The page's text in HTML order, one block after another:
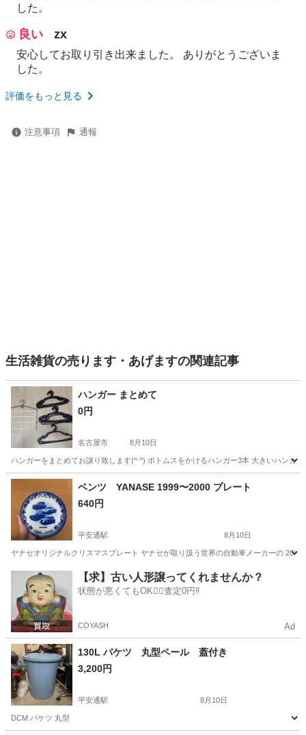
した。
良い zx
安心してお取り引き出来ました。 ありがとうございま
した。
評価をもっと見る
注意事項 通報
生活雑貨の売ります・あげますの関連記事
ハンガー まとめて
0円
名古屋市 8月10日
ハンガーをまとめてお譲り致します(^ ^) ボトムスをかけるハンガー3本 大きいハンガ
愛知 名古屋市 ベンツ YANASE 1999〜2000 プレート
640円
平安通駅 8月10日
ヤナセオリジナルクリスマスプレート ヤナセが取り扱う世界の自動車メーカーの 20
名古屋市 平安通駅 食器 ヤナセ
【求】古い人形譲ってくれませんか？
状態が悪くてもOK🙆‍♀️査定0円‼️
COYASH Ad
130L バケツ 丸型ペール 蓋付き
3,200円
平安通駅 8月10日
DCM バケツ 丸型